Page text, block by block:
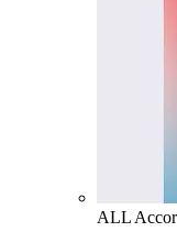
ALL